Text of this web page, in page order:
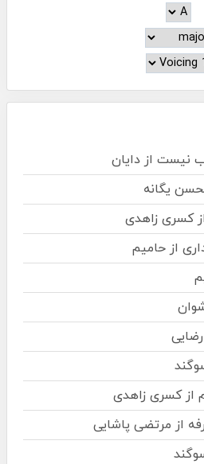
نیست از دایان
یگانه
کسری زاهدی
از حامیم
از کسری زاهدی
از مرتضی پاشایی